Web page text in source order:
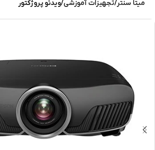
میتا سنتر تجهیزات آموزشی ویدئو پروژکتور